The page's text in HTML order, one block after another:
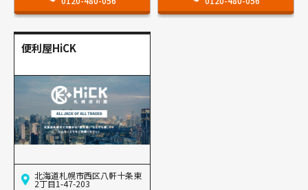
便利屋HiCK
北海道札幌市西区八軒十条東
2丁目1-47-203